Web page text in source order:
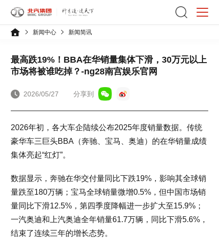
新闻中心 新闻简讯
最高跌19%！BBA在华销量集体下滑，30万元以上
市场将被谁吃掉？-ng28南宫娱乐官网
2026/05/27 分享到
2026年初，各大车企陆续公布2025年度销量数据。传统
豪华车三巨头BBA（奔驰、宝马、奥迪）的在华销量成绩
集体亮起“红灯”。
数据显示，奔驰在华交付量同比下跌19%，影响其全球销
量跌至180万辆；宝马全球销量微增0.5%，但中国市场销
量同比下滑12.5%，第四季度降幅进一步扩大至15.9%；
一汽奥迪和上汽奥迪全年销量61.7万辆，同比下滑5.6%，
结束了连续三年的增长态势。